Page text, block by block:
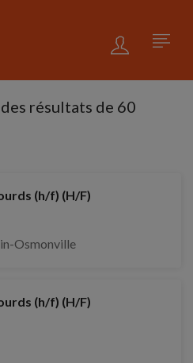
des résultats de 60
(h/f) (H/F)
Osmonville
(h/f) (H/F)